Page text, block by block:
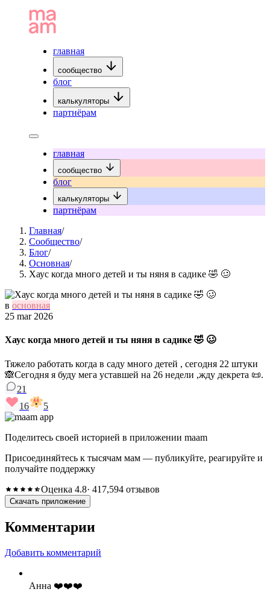
главная
сообщество
блог
калькуляторы
партнёрам
главная
сообщество
блог
калькуляторы
партнёрам
Главная/
Сообщество/
Блог/
Основная/
Хаус когда много детей и ты няня в садике 🤣 🥴
в основная
25 mar 2026
Хаус когда много детей и ты няня в садике 🤣 🥴
Тяжело работать когда в саду много детей , сегодня 22 штуки
🙈Сегодня я буду мега уставшей на 26 недели ,жду декрета 📜.
21
16
5
Поделитесь своей историей в приложении maam
Присоединяйтесь к тысячам мам — публикуйте, реагируйте и
получайте поддержку
Оценка 4.8· 417,594 отзывов
Скачать приложение
Комментарии
Добавить комментарий
Анна ❤️❤️❤️